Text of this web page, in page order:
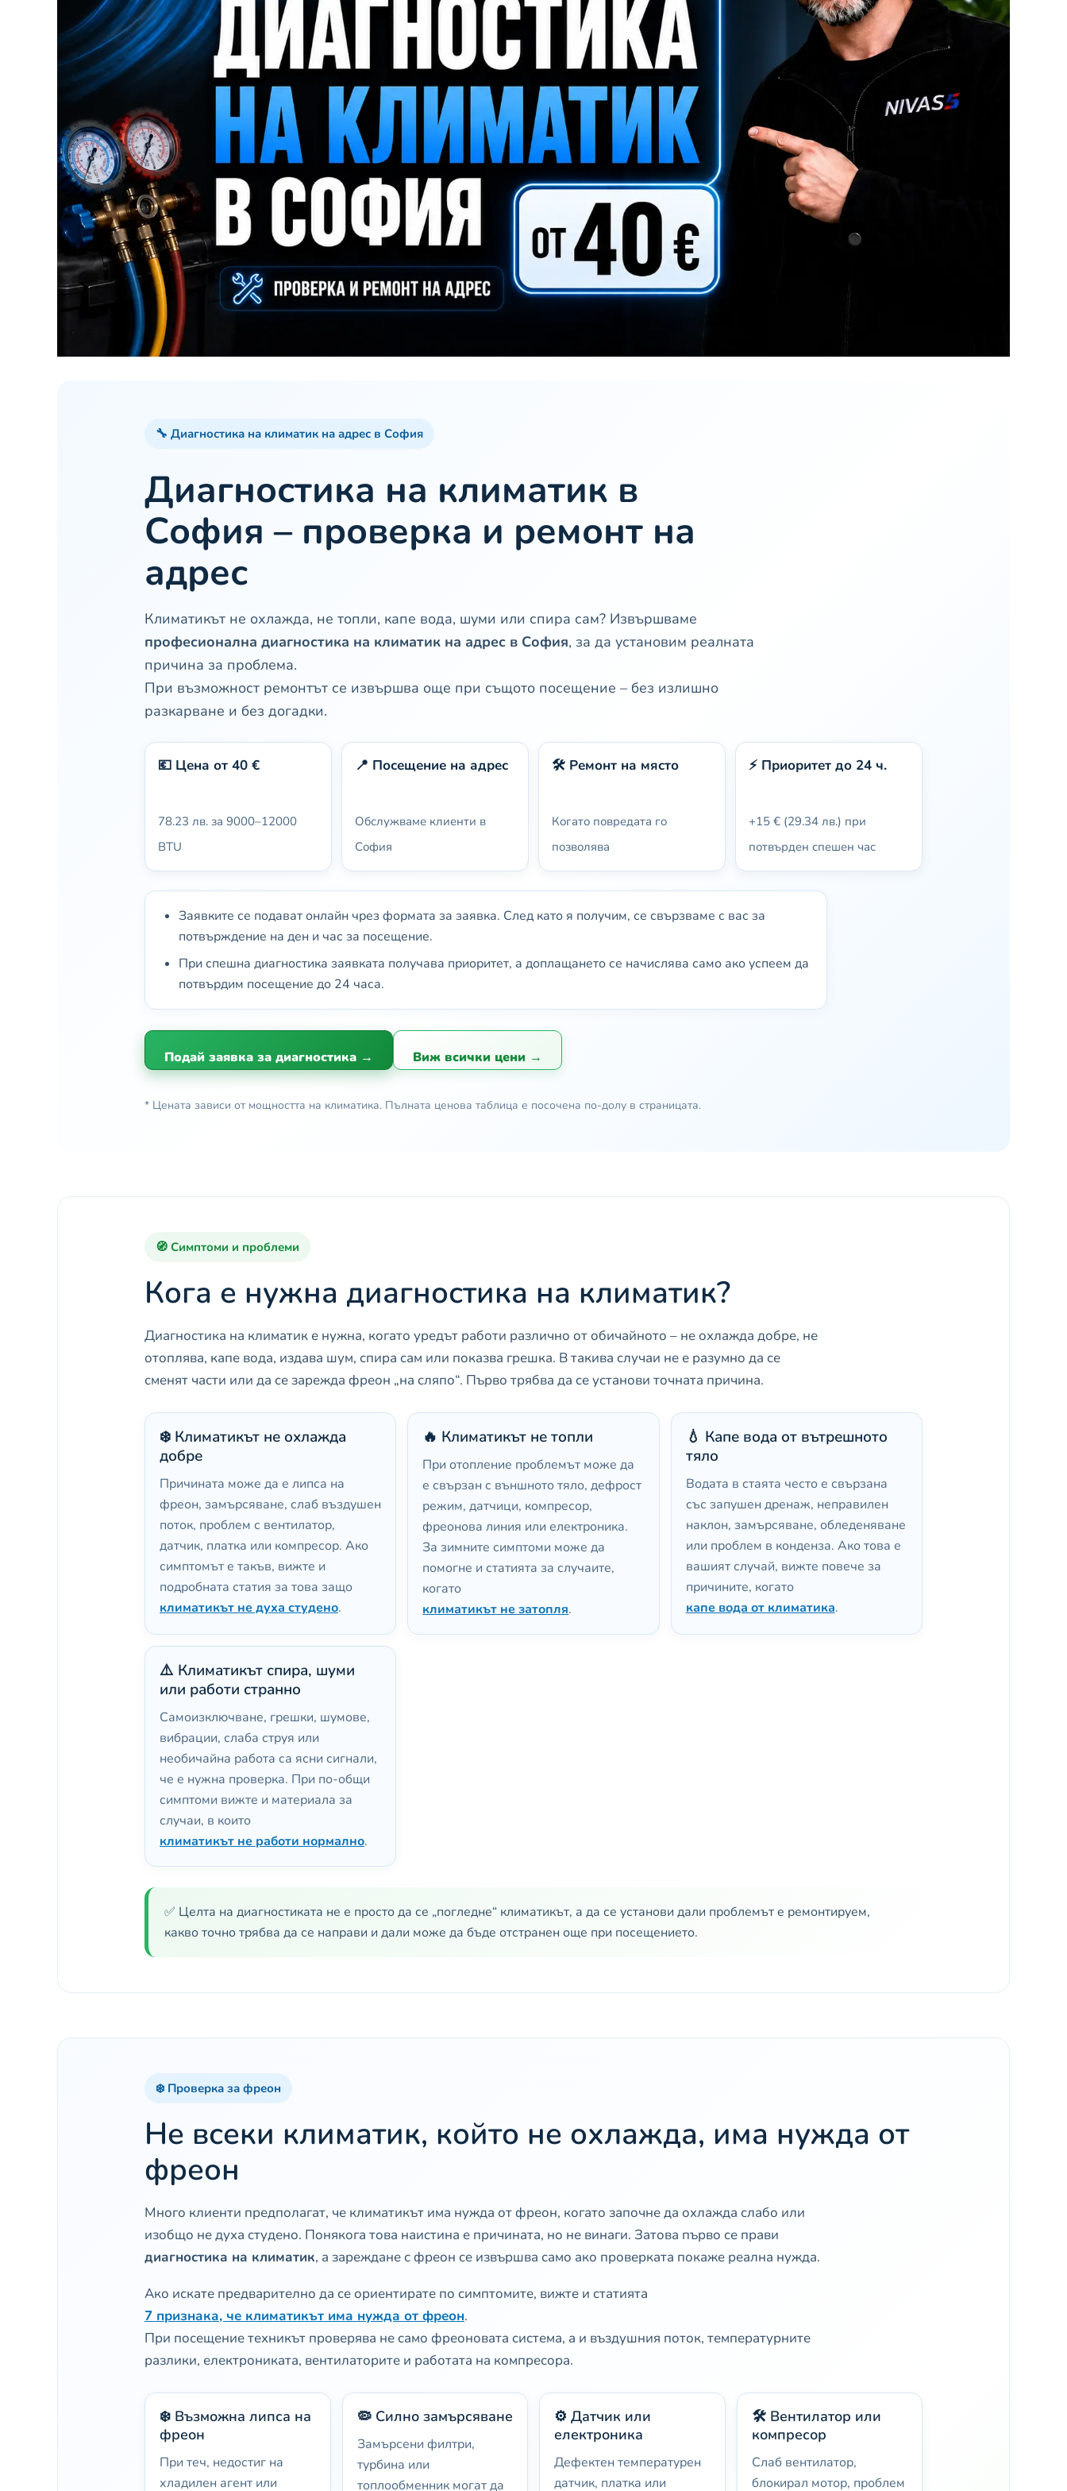
🔧 Диагностика на климатик на адрес в София
Диагностика на климатик в
София – проверка и ремонт на
адрес
Климатикът не охлажда, не топли, капе вода, шуми или спира сам? Извършваме
професионална диагностика на климатик на адрес в София, за да установим реалната
причина за проблема.
При възможност ремонтът се извършва още при същото посещение – без излишно
разкарване и без догадки.
💶 Цена от 40 €
78.23 лв. за 9000–12000
BTU
📍 Посещение на адрес
Обслужваме клиенти в
София
🛠️ Ремонт на място
Когато повредата го
позволява
⚡ Приоритет до 24 ч.
+15 € (29.34 лв.) при
потвърден спешен час
Заявките се подават онлайн чрез формата за заявка. След като я получим, се свързваме с вас за
потвърждение на ден и час за посещение.
При спешна диагностика заявката получава приоритет, а доплащането се начислява само ако успеем да
потвърдим посещение до 24 часа.
Подай заявка за диагностика → Виж всички цени →
* Цената зависи от мощността на климатика. Пълната ценова таблица е посочена по-долу в страницата.
🧭 Симптоми и проблеми
Кога е нужна диагностика на климатик?
Диагностика на климатик е нужна, когато уредът работи различно от обичайното – не охлажда добре, не
отоплява, капе вода, издава шум, спира сам или показва грешка. В такива случаи не е разумно да се
сменят части или да се зарежда фреон „на сляпо“. Първо трябва да се установи точната причина.
❄️ Климатикът не охлажда
добре
Причината може да е липса на
фреон, замърсяване, слаб въздушен
поток, проблем с вентилатор,
датчик, платка или компресор. Ако
симптомът е такъв, вижте и
подробната статия за това защо
климатикът не духа студено.
🔥 Климатикът не топли
При отопление проблемът може да
е свързан с външното тяло, дефрост
режим, датчици, компресор,
фреонова линия или електроника.
За зимните симптоми може да
помогне и статията за случаите,
когато
климатикът не затопля.
💧 Капе вода от вътрешното
тяло
Водата в стаята често е свързана
със запушен дренаж, неправилен
наклон, замърсяване, обледеняване
или проблем в конденза. Ако това е
вашият случай, вижте повече за
причините, когато
капе вода от климатика.
⚠️ Климатикът спира, шуми
или работи странно
Самоизключване, грешки, шумове,
вибрации, слаба струя или
необичайна работа са ясни сигнали,
че е нужна проверка. При по-общи
симптоми вижте и материала за
случаи, в които
климатикът не работи нормално.
✅ Целта на диагностиката не е просто да се „погледне“ климатикът, а да се установи дали проблемът е ремонтируем,
какво точно трябва да се направи и дали може да бъде отстранен още при посещението.
❄️ Проверка за фреон
Не всеки климатик, който не охлажда, има нужда от
фреон
Много клиенти предполагат, че климатикът има нужда от фреон, когато започне да охлажда слабо или
изобщо не духа студено. Понякога това наистина е причината, но не винаги. Затова първо се прави
диагностика на климатик, а зареждане с фреон се извършва само ако проверката покаже реална нужда.
Ако искате предварително да се ориентирате по симптомите, вижте и статията
7 признака, че климатикът има нужда от фреон.
При посещение техникът проверява не само фреоновата система, а и въздушния поток, температурните
разлики, електрониката, вентилаторите и работата на компресора.
❄️ Възможна липса на
фреон
При теч, недостиг на
хладилен агент или
🦠 Силно замърсяване
Замърсени филтри,
турбина или
топлообменник могат да
⚙️ Датчик или
електроника
Дефектен температурен
датчик, платка или
🛠️ Вентилатор или
компресор
Слаб вентилатор,
блокирал мотор, проблем